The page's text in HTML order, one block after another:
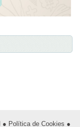
● Política de Cookies ●